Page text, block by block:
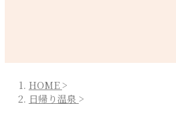
HOME >
日帰り温泉 >